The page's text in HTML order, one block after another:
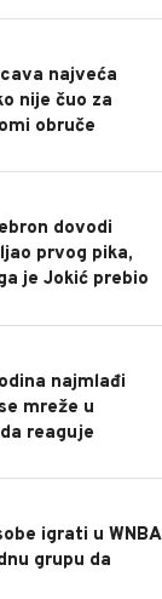
najveća
nije čuo za
obruče
dovodi
prvog pika,
je Jokić prebio
najmlađi
mreže u
reaguje
igrati u WNBA
grupu da